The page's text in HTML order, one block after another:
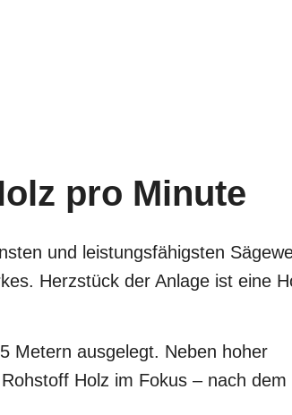
pro Minute
und leistungsfähigsten
Herzstück der Anlage ist eine
Metern ausgelegt. Neben hoher
Holz im Fokus – nach dem